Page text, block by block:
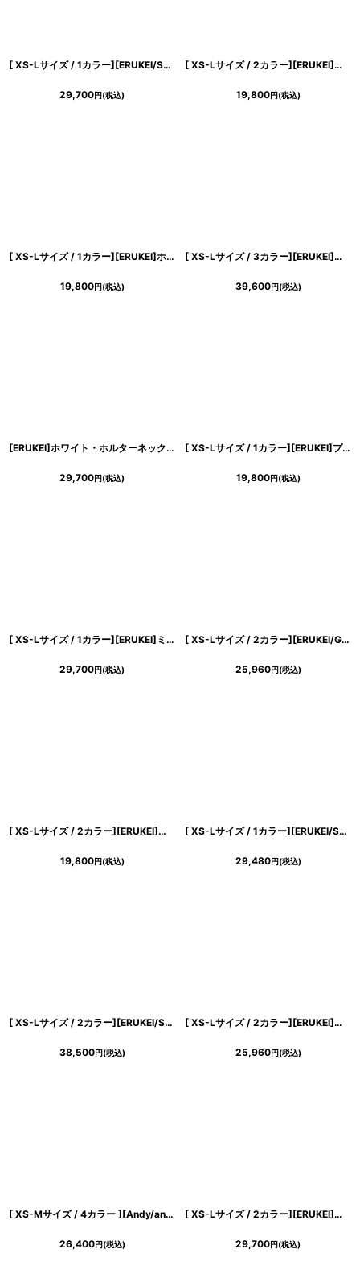
[ XS-Lサイズ / 1カラー][ERUKEI/SETTAN]総レース・Vネック・ノースリーブ・Aライン・ミディアムドレス・ワンピース[送料無料]
29,700円(税込)
[ XS-Lサイズ / 2カラー][ERUKEI]花柄・ノースリーブ・Vネック・ティアード・フレア・Aライン・ミニドレス・ワンピース[送料無料]
19,800円(税込)
[ XS-Lサイズ / 1カラー][ERUKEI]ホワイト×ブラック・アートプリント・花柄・ウエストマーク・Aライン・ノースリーブ・ロングドレス・モード[山崎みどり着用][送料無料]mywh
19,800円(税込)
[ XS-Lサイズ / 3カラー][ERUKEI]ノースリーブ・ラメ・ラインストーン・プリーツ・レース・シアー・エレガント・Aライン・ロングドレス[送料無料]
39,600円(税込)
[ERUKEI]ホワイト・ホルターネック・サテン・パール・ギャザー・セクシー・ストレートライン・ロングドレス[送料無料]
29,700円(税込)
[ XS-Lサイズ / 1カラー][ERUKEI]プリント・花柄・コルセット・Aライン・ノースリーブ・ミディアムドレス・ワンピース[山崎みどり着用][送料無料] mypr
19,800円(税込)
[ XS-Lサイズ / 1カラー][ERUKEI]ミニ・ホワイト×ブラック・レース・花柄・リボン・Aライン・ノースリーブ・ミニドレス・ワンピース[山崎みどり着用][送料無料]mybk
29,700円(税込)
[ XS-Lサイズ / 2カラー][ERUKEI/GINZA COUTURE]チェック柄・ツイード・ノースリーブ・ビジューボタン・ポケット・Aライン・ミニドレス・ワンピース[送料無料]
25,960円(税込)
[ XS-Lサイズ / 2カラー][ERUKEI]トリコロールカラー・フロントジップ・ノースリーブ・タイト・マーメイド・ミディアムドレス・ワンピース[山崎みどり着用][送料無料]myor
19,800円(税込)
[ XS-Lサイズ / 1カラー][ERUKEI/SETTAN]オレンジ・花柄・シフォン・ティアード・フリル・Aライン・レースポイント・ミディアムドレス・ワンピース[送料無料]
29,480円(税込)
[ XS-Lサイズ / 2カラー][ERUKEI/SETTAN]総レース・チュールレース・スパンコール・ビスチェ・ワンショルダー・ドレープ・タイト・インナーミニドレス・ロングドレス[送料無料]
38,500円(税込)
[ XS-Lサイズ / 2カラー][ERUKEI]半袖・シンプル・ベルト・タイト・ミディアムドレス・ワンピース[山崎みどり着用][送料無料]myju
25,960円(税込)
[ XS-Mサイズ / 4カラー ][Andy/an][an]ワンカラー・チェーン・バックリボン・袖あり・半袖・タイト・ミニドレス・キャバドレス《送料＆代引き手数料無料》
26,400円(税込)
[ XS-Lサイズ / 2カラー][ERUKEI]総レース・ボートネック・ノースリーブ・リボン・バックスリット・タイト・ロングドレス[山崎みどり着用][送料無料] myju
29,700円(税込)